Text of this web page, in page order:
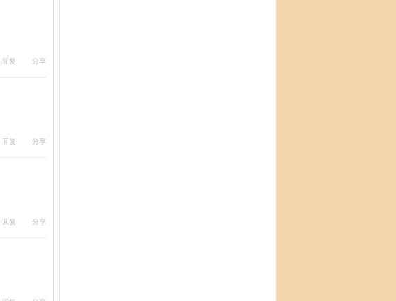
回复 分享
回复 分享
回复 分享